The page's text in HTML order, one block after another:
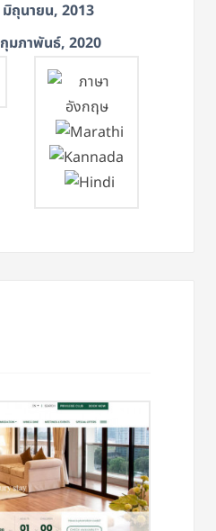
มิถุนายน, 2013
กุมภาพันธ์, 2020